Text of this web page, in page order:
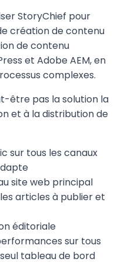
StoryChief pour
création de contenu
de contenu
et Adobe AEM, en
complexes.
être pas la solution la
et à la distribution de
sur tous les canaux
site web principal
articles à publier et
éditoriale
sur tous
tableau de bord